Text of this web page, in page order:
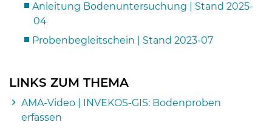
Anleitung Bodenuntersuchung | Stand 2025-
04
Probenbegleitschein | Stand 2023-07
LINKS ZUM THEMA
AMA-Video | INVEKOS-GIS: Bodenproben
erfassen